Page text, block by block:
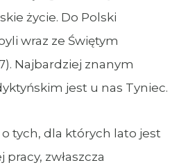
życie. Do Polski
wraz ze Świętym
Najbardziej znanym
jest u nas Tyniec.
tych, dla których lato jest
zwłaszcza